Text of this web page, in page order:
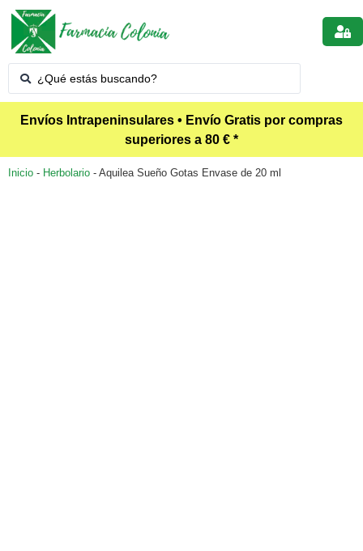
Envíos Intrapeninsulares • Envío Gratis por compras
superiores a 80 € *
Inicio - Herbolario - Aquilea Sueño Gotas Envase de 20 ml